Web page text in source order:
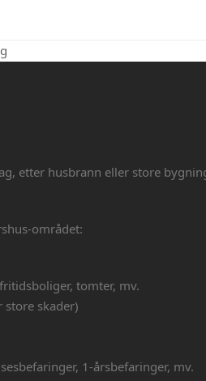
etter husbrann eller store
området:
tomter, mv.
store skader)
1-årsbefaringer, mv.